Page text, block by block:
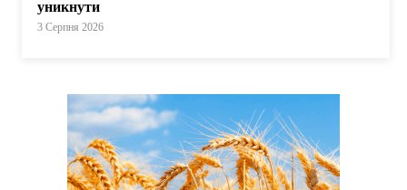
уникнути
3 Серпня 2026